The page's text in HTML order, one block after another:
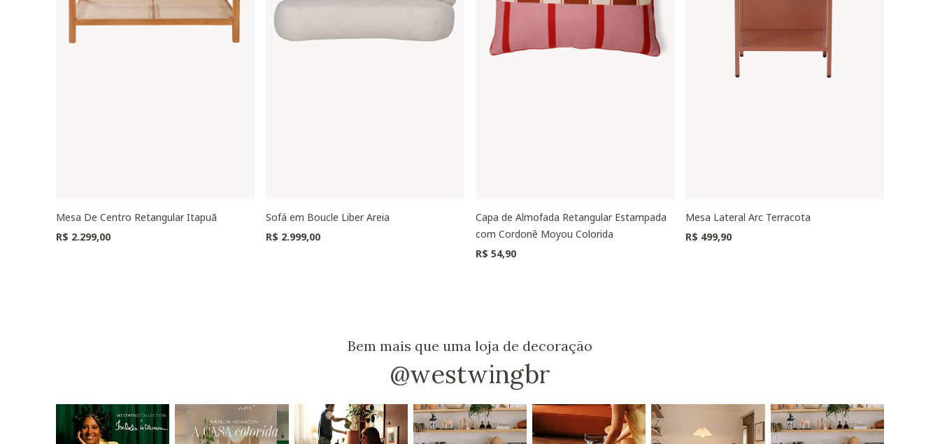
Mesa De Centro Retangular Itapuã
R$ 2.299,00
Sofá em Boucle Liber Areia
R$ 2.999,00
Capa de Almofada Retangular Estampada
com Cordonê Moyou Colorida
R$ 54,90
Mesa Lateral Arc Terracota
R$ 499,90
Bem mais que uma loja de decoração
@westwingbr